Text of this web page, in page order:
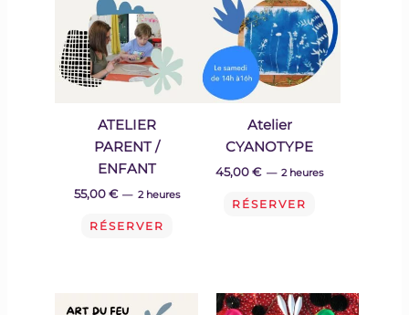
ATELIER
PARENT /
ENFANT
55,00€ 2 heures
RÉSERVER
Atelier
CYANOTYPE
45,00€ 2 heures
RÉSERVER